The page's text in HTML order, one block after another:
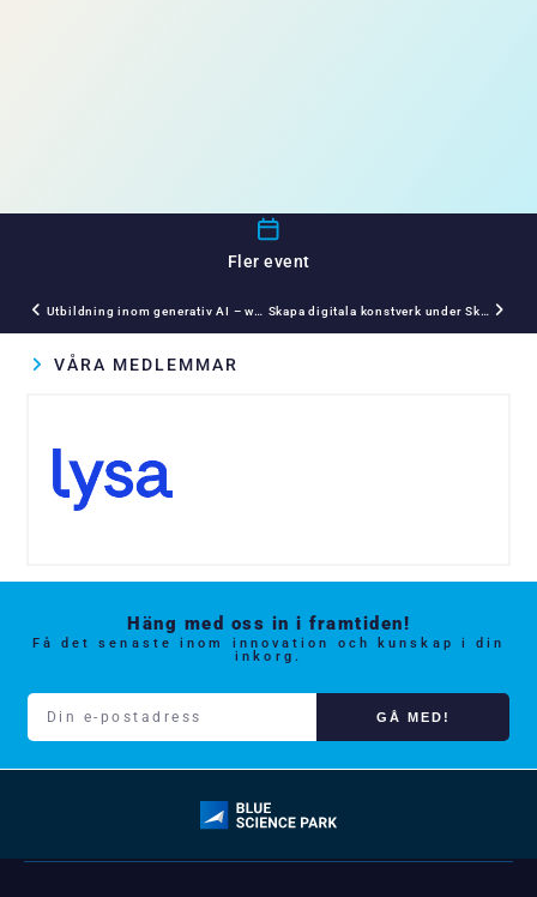
Fler event
Utbildning inom generativ AI – workshops Skapa digitala konstverk under Skärgårdsfesten 2025
VÅRA MEDLEMMAR
Häng med oss in i framtiden!
Få det senaste inom innovation och kunskap i din
inkorg.
GÅ MED!